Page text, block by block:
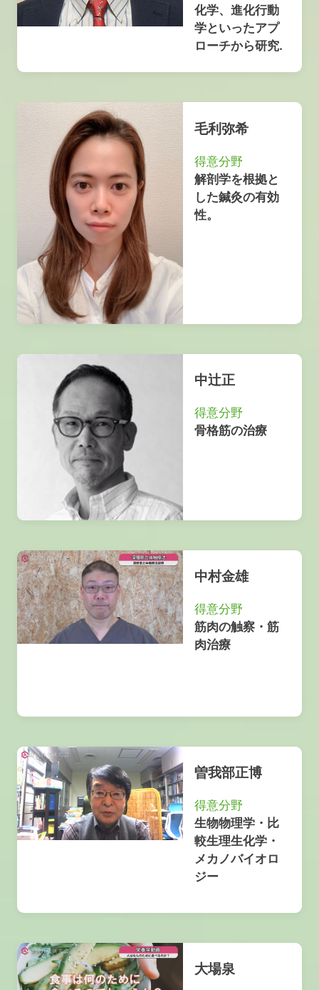
化学、進化行動
学といったアプ
ローチから研究.
毛利弥希
得意分野
解剖学を根拠と
した鍼灸の有効
性。
中辻正
得意分野
骨格筋の治療
中村金雄
得意分野
筋肉の触察・筋
肉治療
曽我部正博
得意分野
生物物理学・比
較生理生化学・
メカノバイオロ
ジー
大場泉